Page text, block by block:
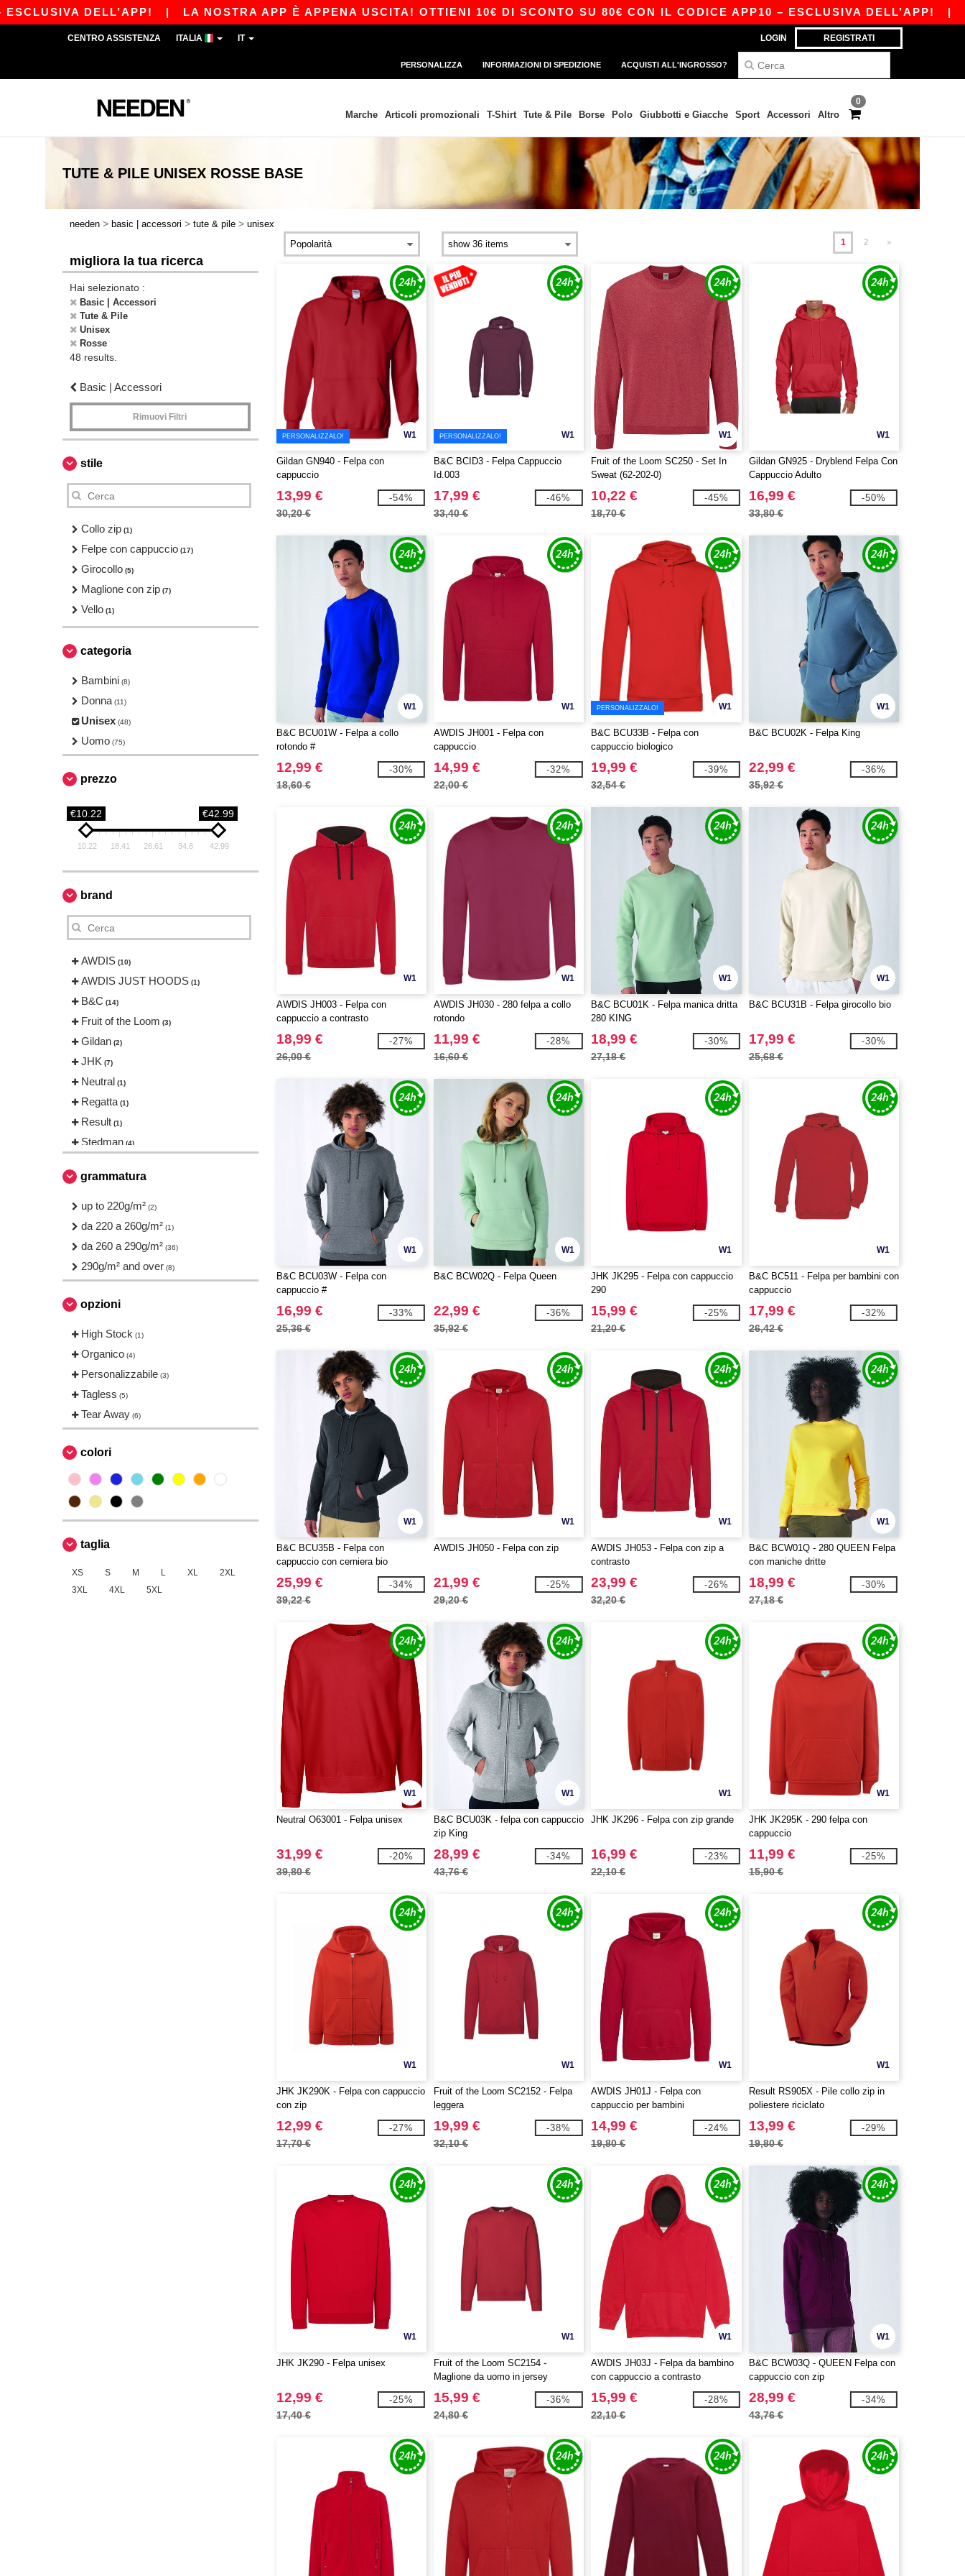
DELL’APP!|LA NOSTRA APP È APPENA USCITA! OTTIENI 10€ DI SCONTO SU 80€ CON IL CODICE APP10 – ESCLUSIVA DELL’APP!|LA
LOGIN REGISTRATI
CENTRO ASSISTENZA ITALIA IT
PERSONALIZZA INFORMAZIONI DI SPEDIZIONE ACQUISTI ALL'INGROSSO?
0
Marche Articoli promozionali T-Shirt Tute & Pile Borse Polo Giubbotti e Giacche Sport Accessori Altro
TUTE & PILE UNISEX ROSSE BASE
needen > basic | accessori > tute & pile > unisex
migliora la tua ricerca
Hai selezionato :
Basic | Accessori
Tute & Pile
Unisex
Rosse
48 results.
Basic | Accessori
Rimuovi Filtri
stile
Collo zip (1)
Felpe con cappuccio (17)
Girocollo (5)
Maglione con zip (7)
Vello (1)
categoria
Bambini (8)
Donna (11)
Unisex (48)
Uomo (75)
prezzo
€10.22 €42.99
10.22 18.41 26.61 34.8 42.99
brand
AWDIS (10)
AWDIS JUST HOODS (1)
B&C (14)
Fruit of the Loom (3)
Gildan (2)
JHK (7)
Neutral (1)
Regatta (1)
Result (1)
Stedman (4)
grammatura
up to 220g/m² (2)
da 220 a 260g/m² (1)
da 260 a 290g/m² (36)
290g/m² and over (8)
opzioni
High Stock (1)
Organico (4)
Personalizzabile (3)
Tagless (5)
Tear Away (6)
colori
taglia
XS S M L XL
2XL
3XL
4XL 5XL
1 2 »
W1
PERSONALIZZALO!
Gildan GN940 - Felpa con
cappuccio
13,99 €
30,20 €
-54%
W1
PERSONALIZZALO!
B&C BCID3 - Felpa Cappuccio
Id.003
17,99 €
33,40 €
-46%
W1
Fruit of the Loom SC250 - Set In
Sweat (62-202-0)
10,22 €
18,70 €
-45%
W1
Gildan GN925 - Dryblend Felpa Con
Cappuccio Adulto
16,99 €
33,80 €
-50%
W1
B&C BCU01W - Felpa a collo
rotondo #
12,99 €
18,60 €
-30%
W1
AWDIS JH001 - Felpa con
cappuccio
14,99 €
22,00 €
-32%
W1
PERSONALIZZALO!
B&C BCU33B - Felpa con
cappuccio biologico
19,99 €
32,54 €
-39%
W1
B&C BCU02K - Felpa King
22,99 €
35,92 €
-36%
W1
AWDIS JH003 - Felpa con
cappuccio a contrasto
18,99 €
26,00 €
-27%
W1
AWDIS JH030 - 280 felpa a collo
rotondo
11,99 €
16,60 €
-28%
W1
B&C BCU01K - Felpa manica dritta
280 KING
18,99 €
27,18 €
-30%
W1
B&C BCU31B - Felpa girocollo bio
17,99 €
25,68 €
-30%
W1
B&C BCU03W - Felpa con
cappuccio #
16,99 €
25,36 €
-33%
W1
B&C BCW02Q - Felpa Queen
22,99 €
35,92 €
-36%
W1
JHK JK295 - Felpa con cappuccio
290
15,99 €
21,20 €
-25%
W1
B&C BC511 - Felpa per bambini con
cappuccio
17,99 €
26,42 €
-32%
W1
B&C BCU35B - Felpa con
cappuccio con cerniera bio
25,99 €
39,22 €
-34%
W1
AWDIS JH050 - Felpa con zip
21,99 €
29,20 €
-25%
W1
AWDIS JH053 - Felpa con zip a
contrasto
23,99 €
32,20 €
-26%
W1
B&C BCW01Q - 280 QUEEN Felpa
con maniche dritte
18,99 €
27,18 €
-30%
W1
Neutral O63001 - Felpa unisex
31,99 €
39,80 €
-20%
W1
B&C BCU03K - felpa con cappuccio
zip King
28,99 €
43,76 €
-34%
W1
JHK JK296 - Felpa con zip grande
16,99 €
22,10 €
-23%
W1
JHK JK295K - 290 felpa con
cappuccio
11,99 €
15,90 €
-25%
W1
JHK JK290K - Felpa con cappuccio
con zip
12,99 €
17,70 €
-27%
W1
Fruit of the Loom SC2152 - Felpa
leggera
19,99 €
32,10 €
-38%
W1
AWDIS JH01J - Felpa con
cappuccio per bambini
14,99 €
19,80 €
-24%
W1
Result RS905X - Pile collo zip in
poliestere riciclato
13,99 €
19,80 €
-29%
W1
JHK JK290 - Felpa unisex
12,99 €
17,40 €
-25%
W1
Fruit of the Loom SC2154 -
Maglione da uomo in jersey
15,99 €
24,80 €
-36%
W1
AWDIS JH03J - Felpa da bambino
con cappuccio a contrasto
15,99 €
22,10 €
-28%
W1
B&C BCW03Q - QUEEN Felpa con
cappuccio con zip
28,99 €
43,76 €
-34%